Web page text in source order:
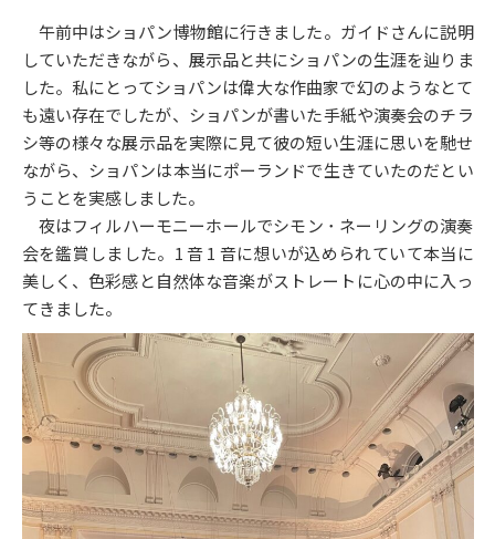
午前中はショパン博物館に行きました。ガイドさんに説明
していただきながら、展示品と共にショパンの生涯を辿りま
した。私にとってショパンは偉大な作曲家で幻のようなとて
も遠い存在でしたが、ショパンが書いた手紙や演奏会のチラ
シ等の様々な展示品を実際に見て彼の短い生涯に思いを馳せ
ながら、ショパンは本当にポーランドで生きていたのだとい
うことを実感しました。
夜はフィルハーモニーホールでシモン ･ ネーリングの演奏
会を鑑賞しました。1 音 1 音に想いが込められていて本当に
美しく、色彩感と自然体な音楽がストレートに心の中に入っ
てきました。